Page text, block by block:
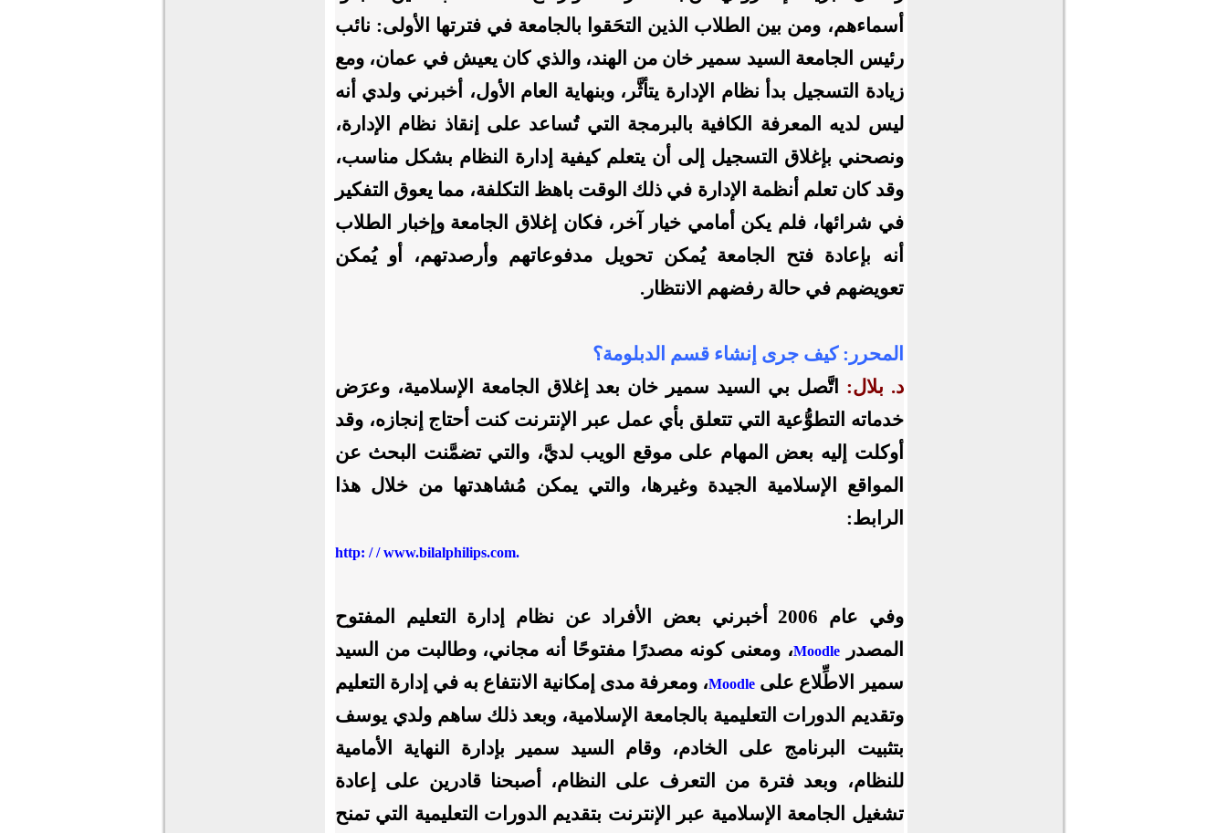
أسماءهم، ومن بين الطلاب الذين التحَقوا بالجامعة في فترتها الأولى: نائب
رئيس الجامعة السيد سمير خان من الهند، والذي كان يعيش في عمان، ومع
زيادة التسجيل بدأ نظام الإدارة يتأثَّر، وبنهاية العام الأول، أخبرني ولدي أنه
ليس لديه المعرفة الكافية بالبرمجة التي تُساعد على إنقاذ نظام الإدارة،
ونصحني بإغلاق التسجيل إلى أن يتعلم كيفية إدارة النظام بشكل مناسب،
وقد كان تعلم أنظمة الإدارة في ذلك الوقت باهظ التكلفة، مما يعوق التفكير
في شرائها، فلم يكن أمامي خيار آخر، فكان إغلاق الجامعة وإخبار الطلاب
أنه بإعادة فتح الجامعة يُمكن تحويل مدفوعاتهم وأرصدتهم، أو يُمكن
تعويضهم في حالة رفضهم الانتظار.
المحرر:كيف جرى إنشاء قسم الدبلومة؟
د. بلال: اتَّصل بي السيد سمير خان بعد إغلاق الجامعة الإسلامية، وعرَض
خدماته التطوُّعية التي تتعلق بأي عمل عبر الإنترنت كنت أحتاج إنجازه، وقد
أوكلت إليه بعض المهام على موقع الويب لديَّ، والتي تضمَّنت البحث عن
المواقع الإسلامية الجيدة وغيرها، والتي يمكن مُشاهدتها من خلال هذا
الرابط:
http: / / www.bilalphilips.com.
وفي عام 2006 أخبرني بعض الأفراد عن نظام إدارة التعليم المفتوح
المصدرMoodle، ومعنى كونه مصدرًا مفتوحًا أنه مجاني، وطالبت من السيد
سمير الاطِّلاع على Moodle، ومعرفة مدى إمكانية الانتفاع به في إدارة التعليم
وتقديم الدورات التعليمية بالجامعة الإسلامية، وبعد ذلك ساهم ولدي يوسف
بتثبيت البرنامج على الخادم، وقام السيد سمير بإدارة النهاية الأمامية
للنظام، وبعد فترة من التعرف على النظام، أصبحنا قادرين على إعادة
تشغيل الجامعة الإسلامية عبر الإنترنت بتقديم الدورات التعليمية التي تمنح